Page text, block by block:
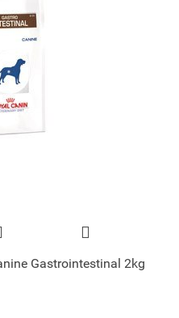
Gastrointestinal 2kg